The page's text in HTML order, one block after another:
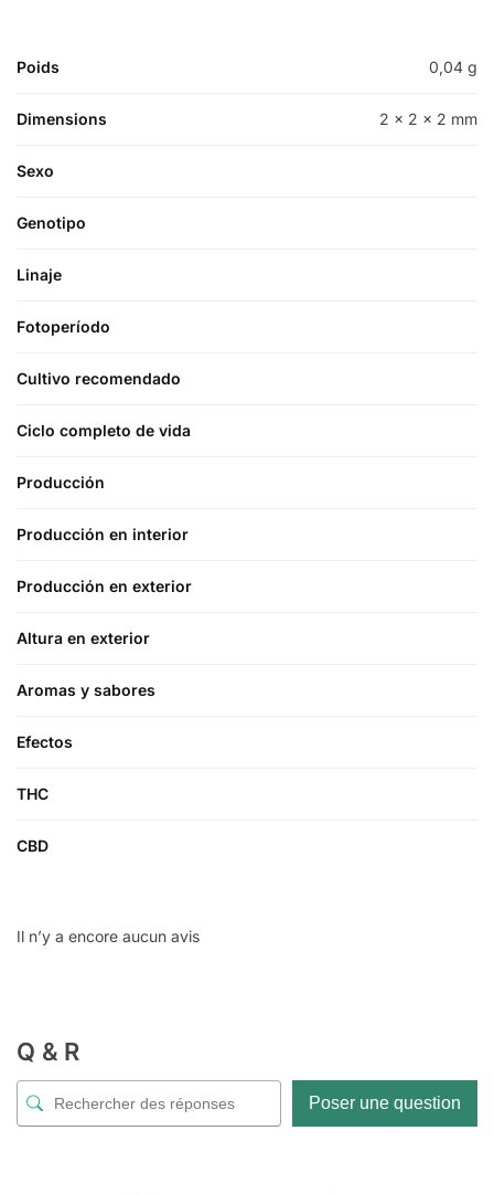
Poids 0,04 g
Dimensions 2 × 2 × 2 mm
Sexo
Genotipo
Linaje
Fotoperíodo
Cultivo recomendado
Ciclo completo de vida
Producción
Producción en interior
Producción en exterior
Altura en exterior
Aromas y sabores
Efectos
THC
CBD
Il n’y a encore aucun avis
Q & R
Poser une question